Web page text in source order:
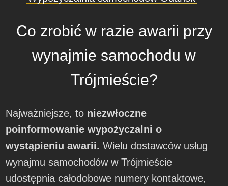
Co zrobić w razie awarii przy
wynajmie samochodu w
Trójmieście?
Najważniejsze, to niezwłoczne
poinformowanie wypożyczalni o
wystąpieniu awarii.Wielu dostawców usług
wynajmu samochodów w Trójmieście
udostępnia całodobowe numery kontaktowe,